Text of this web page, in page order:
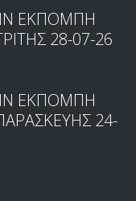
ΕΚΠΟΜΠΗ
28-07-26
ΕΚΠΟΜΠΗ
24-